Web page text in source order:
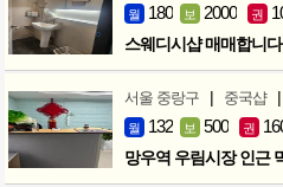
월 180 보 2000 권
스웨디시샵 매매합니다
서울 중랑구 | 중국샵 |
월 132 보 500 권
망우역 우림시장 인근